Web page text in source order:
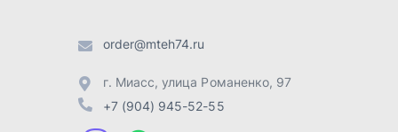
г. Челябинск,Свердловский
тракт, 3Е